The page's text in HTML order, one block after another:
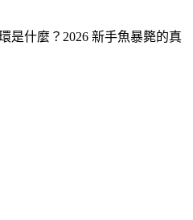
是什麼？2026 新手魚暴斃的真